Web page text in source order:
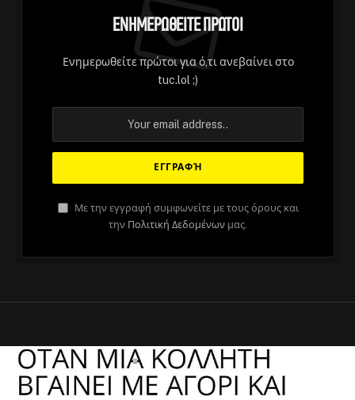
Ενημερωθείτε Πρώτοι
Ενημερωθείτε πρώτοι για ό,τι ανεβαίνει στο
tuc.lol ;)
Με την εγγραφή συμφωνείτε με τους όρους και
την Πολιτική Δεδομένων μας.